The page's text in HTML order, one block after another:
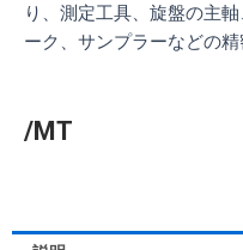
り、測定工具、旋盤の主
ーク、サンプラーなどの精
/MT